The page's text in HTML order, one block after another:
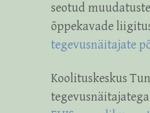
seotud
õppekavade
tegevusnäitajate
Koolituskeskus